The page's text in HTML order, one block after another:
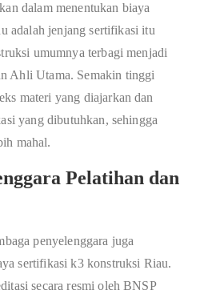
dalam menentukan biaya
adalah jenjang sertifikasi itu
umumnya terbagi menjadi
Ahli Utama. Semakin tinggi
materi yang diajarkan dan
yang dibutuhkan, sehingga
mahal.
Pelatihan dan
penyelenggara juga
sertifikasi k3 konstruksi Riau.
secara resmi oleh BNSP